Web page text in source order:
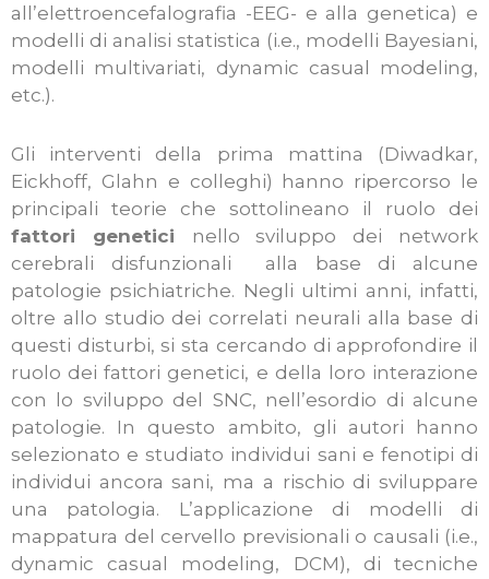
all’elettroencefalografia -EEG- e alla genetica) e
modelli di analisi statistica (i.e., modelli Bayesiani,
modelli multivariati, dynamic casual modeling,
etc.).
Gli interventi della prima mattina (Diwadkar,
Eickhoff, Glahn e colleghi) hanno ripercorso le
principali teorie che sottolineano il ruolo dei
fattori genetici nello sviluppo dei network
cerebrali disfunzionali alla base di alcune
patologie psichiatriche. Negli ultimi anni, infatti,
oltre allo studio dei correlati neurali alla base di
questi disturbi, si sta cercando di approfondire il
ruolo dei fattori genetici, e della loro interazione
con lo sviluppo del SNC, nell’esordio di alcune
patologie. In questo ambito, gli autori hanno
selezionato e studiato individui sani e fenotipi di
individui ancora sani, ma a rischio di sviluppare
una patologia. L’applicazione di modelli di
mappatura del cervello previsionali o causali (i.e.,
dynamic casual modeling, DCM), di tecniche